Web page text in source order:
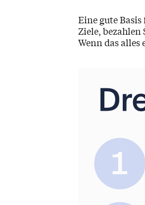
Eine gute
Ziele, bezahlen
Wenn das